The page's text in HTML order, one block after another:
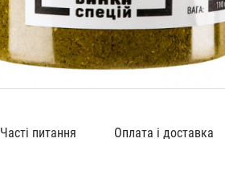
Часті питання Оплата і доставка